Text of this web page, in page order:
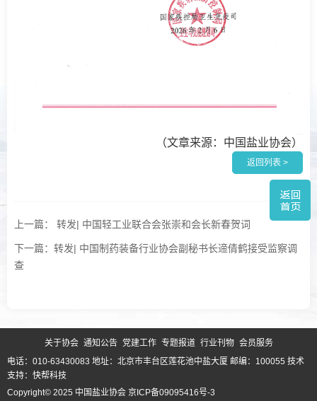
（文章来源：中国盐业协会）
返回列表 >
上一篇： 转发| 中国轻工业联合会张崇和会长新春贺词
下一篇：转发| 中国制药装备行业协会副秘书长遆倩鹤接受监察调
查
关于协会 通知公告 党建工作 专题报道 行业刊物 会员服务
电话：010-63430083 地址：北京市丰台区莲花池中盐大厦 邮编：100055 技术
支持：快帮科技
Copyright© 2025 中国盐业协会 京ICP备09095416号-3